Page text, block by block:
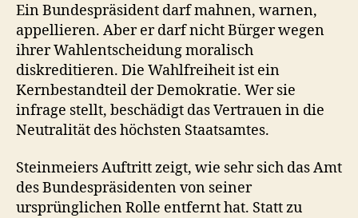
Ein Bundespräsident darf mahnen, warnen,
appellieren. Aber er darf nicht Bürger wegen
ihrer Wahlentscheidung moralisch
diskreditieren. Die Wahlfreiheit ist ein
Kernbestandteil der Demokratie. Wer sie
infrage stellt, beschädigt das Vertrauen in die
Neutralität des höchsten Staatsamtes.
Steinmeiers Auftritt zeigt, wie sehr sich das Amt
des Bundespräsidenten von seiner
ursprünglichen Rolle entfernt hat. Statt zu